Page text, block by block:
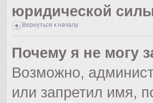
юридической
Вернуться к началу
Почему я не могу
Возможно,
или запретил имя,